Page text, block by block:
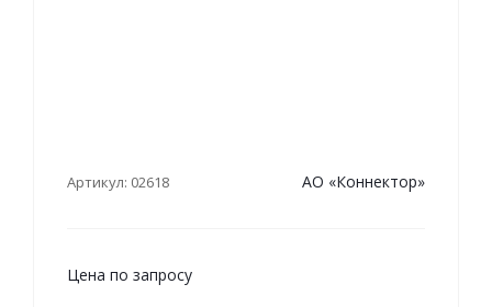
Артикул: 02618 АО «Коннектор»
Цена по запросу